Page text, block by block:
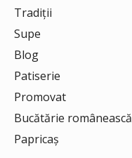
Tradiții
Supe
Blog
Patiserie
Promovat
Bucătărie românească
Papricaș